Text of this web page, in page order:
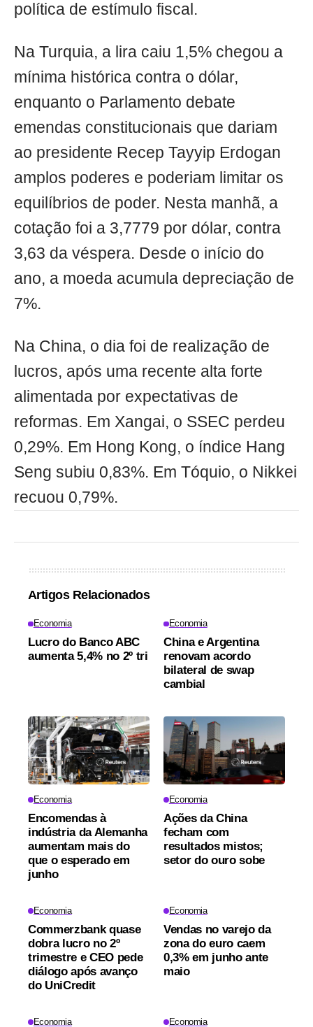
política de estímulo fiscal.
Na Turquia, a lira caiu 1,5% chegou a
mínima histórica contra o dólar,
enquanto o Parlamento debate
emendas constitucionais que dariam
ao presidente Recep Tayyip Erdogan
amplos poderes e poderiam limitar os
equilíbrios de poder. Nesta manhã, a
cotação foi a 3,7779 por dólar, contra
3,63 da véspera. Desde o início do
ano, a moeda acumula depreciação de
7%.
Na China, o dia foi de realização de
lucros, após uma recente alta forte
alimentada por expectativas de
reformas. Em Xangai, o SSEC perdeu
0,29%. Em Hong Kong, o índice Hang
Seng subiu 0,83%. Em Tóquio, o Nikkei
recuou 0,79%.
Artigos Relacionados
Economia Economia
China e Argentina
renovam acordo
cambial
Economia
Encomendas à
indústria da Alemanha
aumentam mais do
junho
Economia
Ações da China
fecham com
Economia
Commerzbank quase
dobra lucro no 2º
trimestre e CEO pede
do UniCredit
Economia
Vendas no varejo da
zona do euro caem